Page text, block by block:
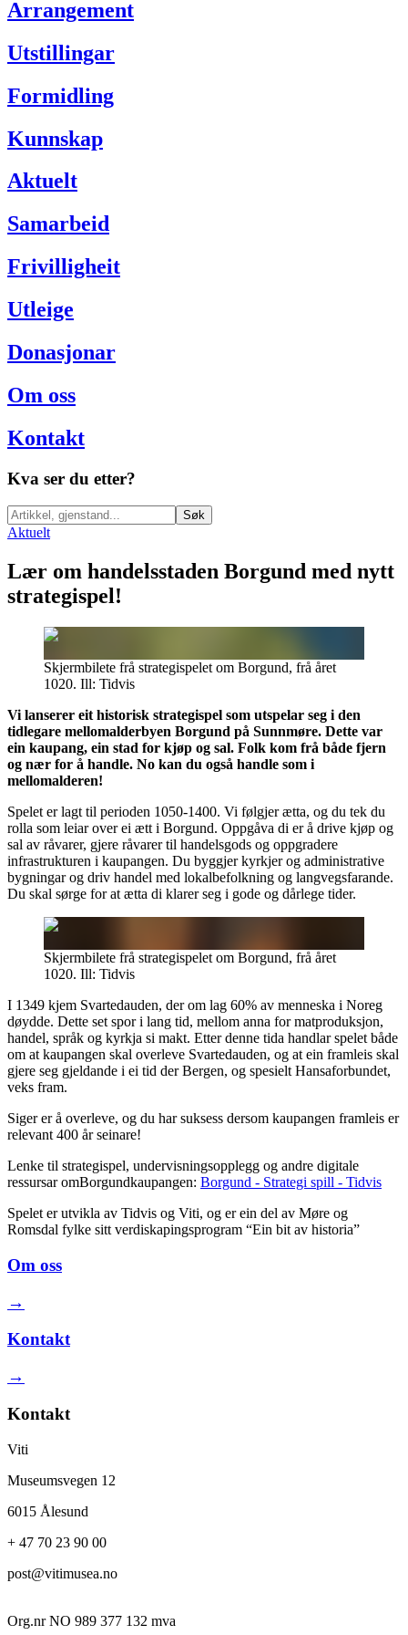
Arrangement
Utstillingar
Formidling
Kunnskap
Aktuelt
Samarbeid
Frivilligheit
Utleige
Donasjonar
Om oss
Kontakt
Kva ser du etter?
Søk
Aktuelt
Lær om handelsstaden Borgund med nytt
strategispel!
Skjermbilete frå strategispelet om Borgund, frå året
1020. Ill: Tidvis
Vi lanserer eit historisk strategispel som utspelar seg i den
tidlegare mellomalderbyen Borgund på Sunnmøre. Dette var
ein kaupang, ein stad for kjøp og sal. Folk kom frå både fjern
og nær for å handle. No kan du også handle som i
mellomalderen!
Spelet er lagt til perioden 1050-1400. Vi følgjer ætta, og du tek du
rolla som leiar over ei ætt i Borgund. Oppgåva di er å drive kjøp og
sal av råvarer, gjere råvarer til handelsgods og oppgradere
infrastrukturen i kaupangen. Du byggjer kyrkjer og administrative
bygningar og driv handel med lokalbefolkning og langvegsfarande.
Du skal sørge for at ætta di klarer seg i gode og dårlege tider.
Skjermbilete frå strategispelet om Borgund, frå året
1020. Ill: Tidvis
I 1349 kjem Svartedauden, der om lag 60% av menneska i Noreg
døydde. Dette set spor i lang tid, mellom anna for matproduksjon,
handel, språk og kyrkja si makt. Etter denne tida handlar spelet både
om at kaupangen skal overleve Svartedauden, og at ein framleis skal
gjere seg gjeldande i ei tid der Bergen, og spesielt Hansaforbundet,
veks fram.
Siger er å overleve, og du har suksess dersom kaupangen framleis er
relevant 400 år seinare!
Lenke til strategispel, undervisningsopplegg og andre digitale
ressursar omBorgundkaupangen: Borgund - Strategi spill - Tidvis
Spelet er utvikla av Tidvis og Viti, og er ein del av Møre og
Romsdal fylke sitt verdiskapingsprogram “Ein bit av historia”
Om oss
→
Kontakt
→
Kontakt
Viti
Museumsvegen 12
6015 Ålesund
+ 47 70 23 90 00
post@vitimusea.no
Org.nr NO 989 377 132 mva